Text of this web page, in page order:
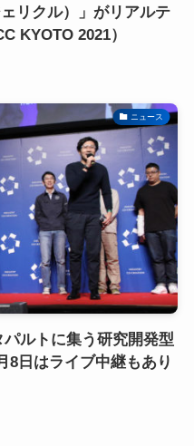
リクル）」がリアルテ
KYOTO 2021）
ニュース
パルトに集う研究開発型
8日はライブ中継もあり